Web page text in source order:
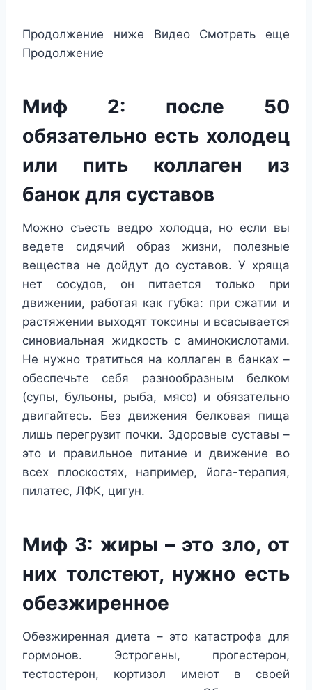
Продолжение ниже Видео Смотреть еще
Продолжение
Миф 2: после 50
обязательно есть холодец
или пить коллаген из
банок для суставов
Можно съесть ведро холодца, но если вы
ведете сидячий образ жизни, полезные
вещества не дойдут до суставов. У хряща
нет сосудов, он питается только при
движении, работая как губка: при сжатии и
растяжении выходят токсины и всасывается
синовиальная жидкость с аминокислотами.
Не нужно тратиться на коллаген в банках –
обеспечьте себя разнообразным белком
(супы, бульоны, рыба, мясо) и обязательно
двигайтесь. Без движения белковая пища
лишь перегрузит почки. Здоровые суставы –
это и правильное питание и движение во
всех плоскостях, например, йога-терапия,
пилатес, ЛФК, цигун.
Миф 3: жиры – это зло, от
них толстеют, нужно есть
обезжиренное
Обезжиренная диета – это катастрофа для
гормонов. Эстрогены, прогестерон,
тестостерон, кортизол имеют в своей